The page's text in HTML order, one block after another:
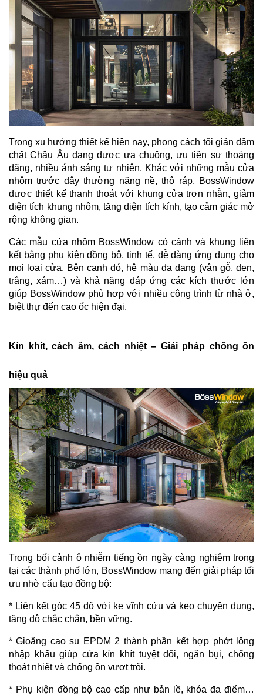
Trong xu hướng thiết kế hiện nay, phong cách tối giản đậm
chất Châu Âu đang được ưa chuộng, ưu tiên sự thoáng
đãng, nhiều ánh sáng tự nhiên. Khác với những mẫu cửa
nhôm trước đây thường nặng nề, thô ráp, BossWindow
được thiết kế thanh thoát với khung cửa trơn nhẵn, giảm
diện tích khung nhôm, tăng diện tích kính, tạo cảm giác mở
rộng không gian.
Các mẫu cửa nhôm BossWindow có cánh và khung liên
kết bằng phụ kiện đồng bộ, tinh tế, dễ dàng ứng dụng cho
mọi loại cửa. Bên cạnh đó, hệ màu đa dạng (vân gỗ, đen,
trắng, xám…) và khả năng đáp ứng các kích thước lớn
giúp BossWindow phù hợp với nhiều công trình từ nhà ở,
biệt thự đến cao ốc hiện đại.
Kín khít, cách âm, cách nhiệt – Giải pháp chống ồn
hiệu quả
Trong bối cảnh ô nhiễm tiếng ồn ngày càng nghiêm trọng
tại các thành phố lớn, BossWindow mang đến giải pháp tối
ưu nhờ cấu tạo đồng bộ:
* Liên kết góc 45 độ với ke vĩnh cửu và keo chuyên dụng,
tăng độ chắc chắn, bền vững.
* Gioăng cao su EPDM 2 thành phần kết hợp phớt lông
nhập khẩu giúp cửa kín khít tuyệt đối, ngăn bụi, chống
thoát nhiệt và chống ồn vượt trội.
* Phụ kiện đồng bộ cao cấp như bản lề, khóa đa điểm…